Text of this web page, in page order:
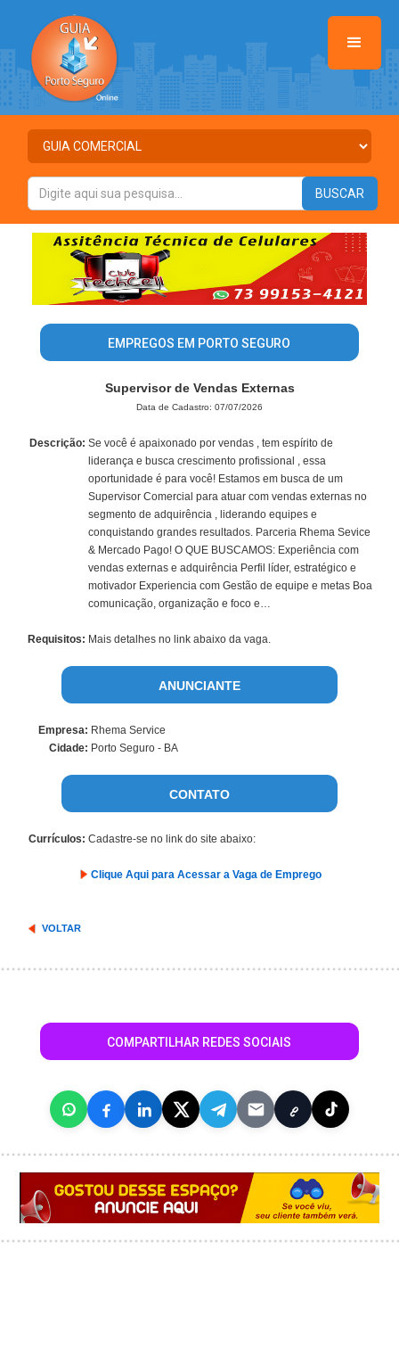
EMPREGOS EM PORTO SEGURO
Supervisor de Vendas Externas
Data de Cadastro: 07/07/2026
Descrição: Se você é apaixonado por vendas , tem espírito de
liderança e busca crescimento profissional , essa
oportunidade é para você! Estamos em busca de um
Supervisor Comercial para atuar com vendas externas no
segmento de adquirência , liderando equipes e
conquistando grandes resultados. Parceria Rhema Sevice
& Mercado Pago! O QUE BUSCAMOS: Experiência com
vendas externas e adquirência Perfil líder, estratégico e
motivador Experiencia com Gestão de equipe e metas Boa
comunicação, organização e foco e…
Requisitos: Mais detalhes no link abaixo da vaga.
ANUNCIANTE
Empresa: Rhema Service
Cidade: Porto Seguro - BA
CONTATO
Currículos: Cadastre-se no link do site abaixo:
Clique Aqui para Acessar a Vaga de Emprego
VOLTAR
COMPARTILHAR REDES SOCIAIS